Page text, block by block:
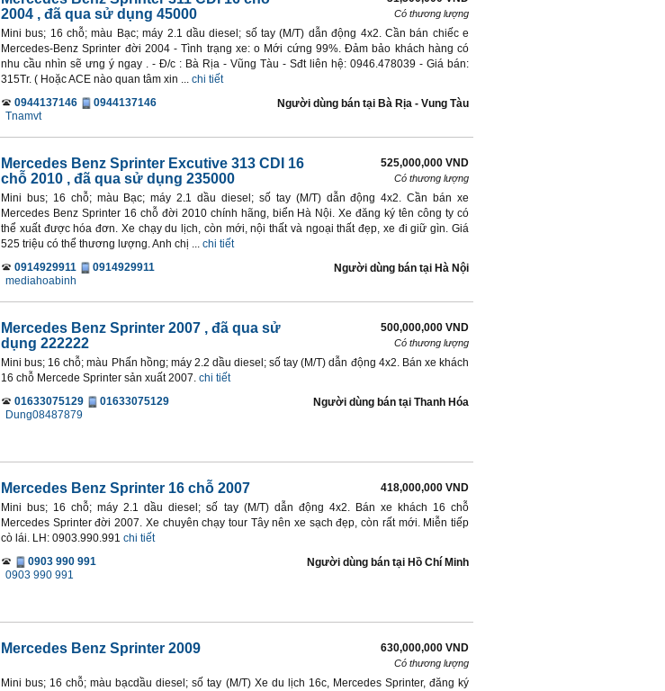
2004 , đã qua sử dụng 45000 Có thương lượng
Mini bus; 16 chỗ; màu Bạc; máy 2.1 dầu diesel; số tay (M/T) dẫn động 4x2. Cần bán chiếc e
Mercedes-Benz Sprinter đời 2004 - Tình trạng xe: o Mới cứng 99%. Đảm bảo khách hàng có
nhu cầu nhìn sẽ ưng ý ngay . - Đ/c : Bà Rịa - Vũng Tàu - Sđt liên hệ: 0946.478039 - Giá bán:
315Tr. ( Hoặc ACE nào quan tâm xin ... chi tiết
0944137146
0944137146
Tnamvt
Người dùng bán tại Bà Rịa - Vung Tàu
Mercedes Benz Sprinter Excutive 313 CDI 16
chỗ 2010 , đã qua sử dụng 235000
525,000,000 VND
Có thương lượng
Mini bus; 16 chỗ; màu Bạc; máy 2.1 dầu diesel; số tay (M/T) dẫn động 4x2. Cần bán xe
Mercedes Benz Sprinter 16 chỗ đời 2010 chính hãng, biển Hà Nội. Xe đăng ký tên công ty có
thể xuất được hóa đơn. Xe chạy du lịch, còn mới, nội thất và ngoại thất đẹp, xe đi giữ gìn. Giá
525 triệu có thể thương lượng. Anh chị ... chi tiết
0914929911
0914929911
mediahoabinh
Người dùng bán tại Hà Nội
Mercedes Benz Sprinter 2007 , đã qua sử
dụng 222222
500,000,000 VND
Có thương lượng
Mini bus; 16 chỗ; màu Phấn hồng; máy 2.2 dầu diesel; số tay (M/T) dẫn động 4x2. Bán xe khách
16 chỗ Mercede Sprinter sản xuất 2007. chi tiết
01633075129
01633075129
Dung08487879
Người dùng bán tại Thanh Hóa
Mercedes Benz Sprinter 16 chỗ 2007
418,000,000 VND
Mini bus; 16 chỗ; máy 2.1 dầu diesel; số tay (M/T) dẫn động 4x2. Bán xe khách 16 chỗ
Mercedes Sprinter đời 2007. Xe chuyên chạy tour Tây nên xe sạch đẹp, còn rất mới. Miễn tiếp
cò lái. LH: 0903.990.991 chi tiết
0903 990 991
0903 990 991
Người dùng bán tại Hồ Chí Minh
Mercedes Benz Sprinter 2009 630,000,000 VND
Có thương lượng
Mini bus; 16 chỗ; màu bạcdầu diesel; số tay (M/T) Xe du lịch 16c, Mercedes Sprinter, đăng ký